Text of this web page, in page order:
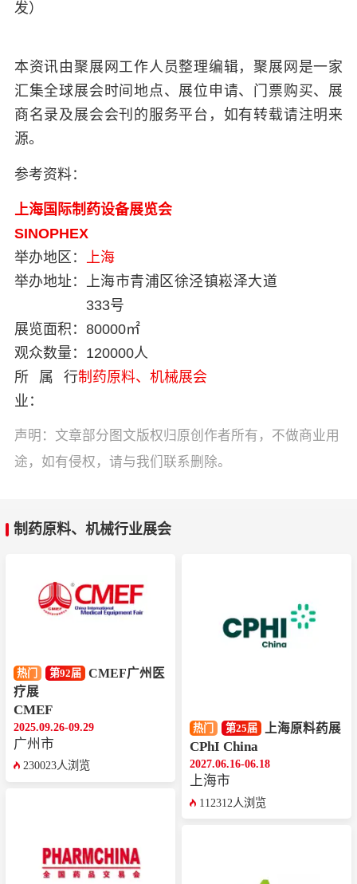
发）
本资讯由聚展网工作人员整理编辑，聚展网是一家
汇集全球展会时间地点、展位申请、门票购买、展
商名录及展会会刊的服务平台，如有转载请注明来
源。
参考资料：
上海国际制药设备展览会
SINOPHEX
举办地区：
上海
举办地址：
上海市青浦区徐泾镇崧泽大道
333号
展览面积： 80000㎡
观众数量： 120000人
所属行
业：
制药原料、机械展会
声明：文章部分图文版权归原创作者所有，不做商业用
途，如有侵权，请与我们联系删除。
制药原料、机械行业展会
热门 第92届
CMEF广州医
疗展
CMEF
2025.09.26-09.29
广州市
230023人浏览
热门 第25届 上海原料药展
CPhI China
2027.06.16-06.18
上海市
112312人浏览